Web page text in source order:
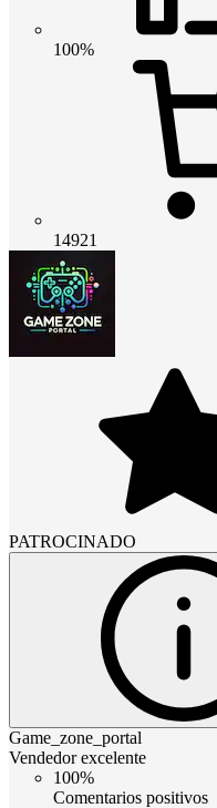
100%
14921
PATROCINADO
Game_zone_portal
Vendedor excelente
100%
Comentarios positivos